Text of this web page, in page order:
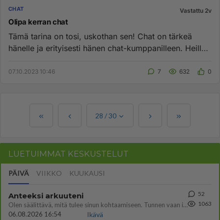
CHAT Vastattu 2v
Olipa kerran chat
Tämä tarina on tosi, uskothan sen! Chat on tärkeä
hänelle ja erityisesti hänen chat-kumppanilleen. Heillä
07.10.2023 10:46 7 632 0
28 /30
LUETUIMMAT KESKUSTELUT
PÄIVÄ VIIKKO KUUKAUSI
Anteeksi arkuuteni
Olen säälittävä, mitä tulee sinun kohtaamiseen. Tunnen vaan itseni todella epävarmaksi sun kanssa. Jos minun olisi pitän
06.08.2026 16:54
Ikävä
52
1063